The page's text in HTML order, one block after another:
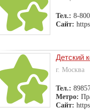
Тел.: 8-
Сайт:
Детский
г. Москва
Тел.:
Метро:
Сайт: